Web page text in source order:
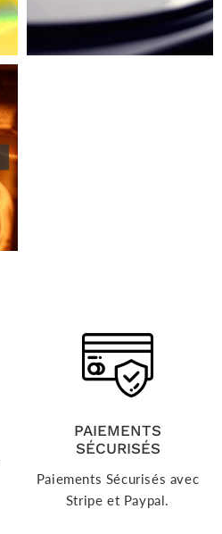
PAIEMENTS
SÉCURISÉS
Paiements Sécurisés avec
Stripe et Paypal.